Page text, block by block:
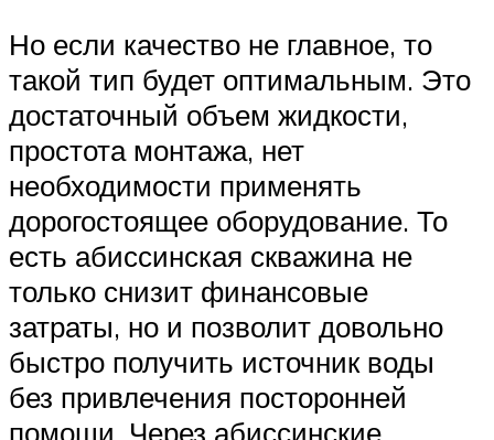
Но если качество не главное, то
такой тип будет оптимальным. Это
достаточный объем жидкости,
простота монтажа, нет
необходимости применять
дорогостоящее оборудование. То
есть абиссинская скважина не
только снизит финансовые
затраты, но и позволит довольно
быстро получить источник воды
без привлечения посторонней
помощи. Через абиссинские